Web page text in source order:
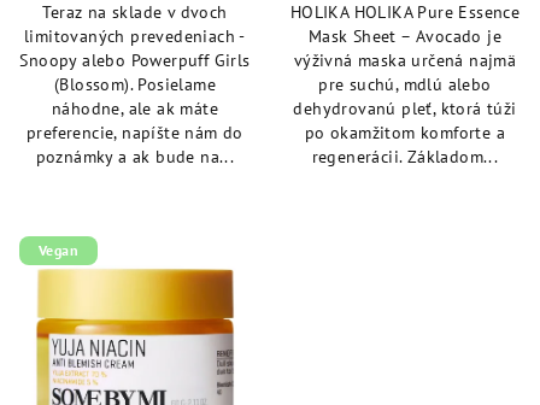
z
5
hviezdičiek.
Teraz na sklade v dvoch
limitovaných prevedeniach -
Snoopy alebo Powerpuff Girls
(Blossom). Posielame
náhodne, ale ak máte
preferencie, napíšte nám do
poznámky a ak bude na...
z
5
hviezdičiek.
HOLIKA HOLIKA Pure Essence
Mask Sheet – Avocado je
výživná maska určená najmä
pre suchú, mdlú alebo
dehydrovanú pleť, ktorá túži
po okamžitom komforte a
regenerácii. Základom...
Vegan